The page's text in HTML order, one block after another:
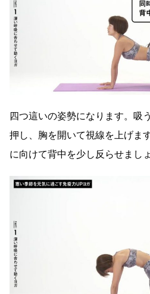
四つ這いの姿勢になります。吸
押し、胸を開いて視線を上げま
に向けて背中を少し反らせましょ